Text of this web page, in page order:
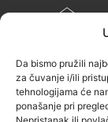
Da bismo pružili
za čuvanje i/ili
tehnologijama će
ponašanje pri